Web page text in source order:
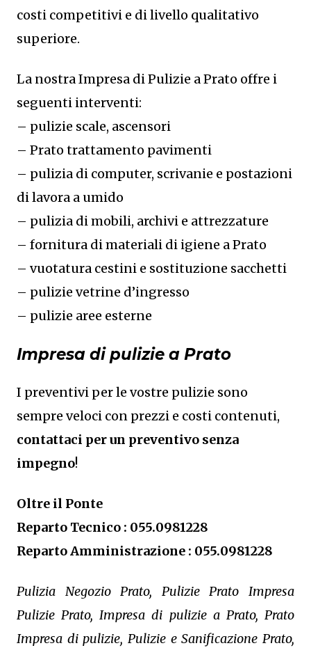
costi competitivi e di livello qualitativo
superiore.
La nostra Impresa di Pulizie a Prato offre i
seguenti interventi:
– pulizie scale, ascensori
– Prato trattamento pavimenti
– pulizia di computer, scrivanie e postazioni
di lavora a umido
– pulizia di mobili, archivi e attrezzature
– fornitura di materiali di igiene a Prato
– vuotatura cestini e sostituzione sacchetti
– pulizie vetrine d’ingresso
– pulizie aree esterne
Impresa di pulizie a Prato
I preventivi per le vostre pulizie sono
sempre veloci con prezzi e costi contenuti,
contattaci per un preventivo senza
impegno!
Oltre il Ponte
Reparto Tecnico : 055.0981228
Reparto Amministrazione : 055.0981228
Pulizia Negozio Prato, Pulizie Prato Impresa
Pulizie Prato, Impresa di pulizie a Prato, Prato
Impresa di pulizie, Pulizie e Sanificazione Prato,